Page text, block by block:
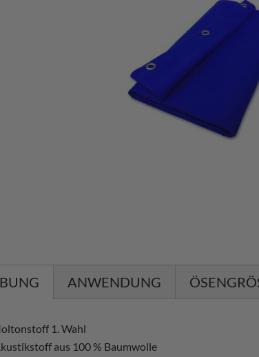
ANWENDUNG
1. Wahl
aus 100 % Baumwolle